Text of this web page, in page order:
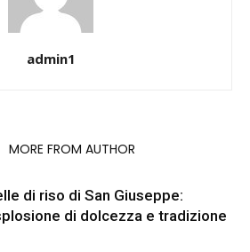
admin1
MORE FROM AUTHOR
di riso di San Giuseppe:
di dolcezza e tradizione